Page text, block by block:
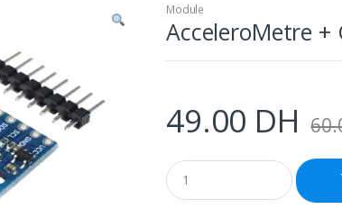
Module
AcceleroMetre +
49.00 DH
Q
u
a